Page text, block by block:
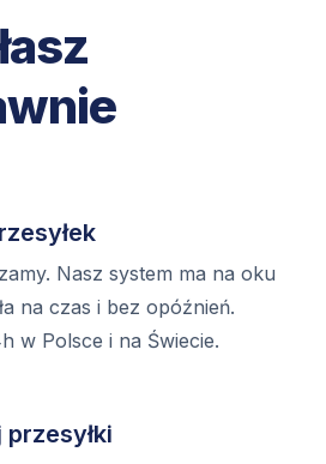
Nasz system ma na oku
na czas i bez opóźnień.
w Polsce i na Świecie.